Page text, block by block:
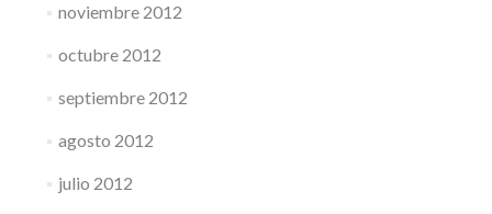
noviembre 2012
octubre 2012
septiembre 2012
agosto 2012
julio 2012